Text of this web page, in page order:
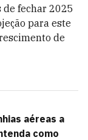
de fechar 2025
para este
de
aéreas a
como